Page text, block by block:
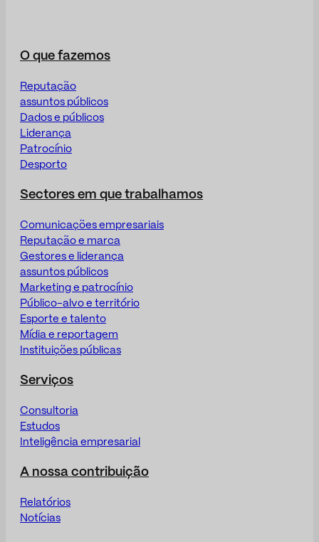
O que fazemos
Reputação
assuntos públicos
Dados e públicos
Liderança
Patrocínio
Desporto
Sectores em que trabalhamos
Comunicações empresariais
Reputação e marca
Gestores e liderança
assuntos públicos
Marketing e patrocínio
Público-alvo e território
Esporte e talento
Mídia e reportagem
Instituições públicas
Serviços
Consultoria
Estudos
Inteligência empresarial
A nossa contribuição
Relatórios
Notícias